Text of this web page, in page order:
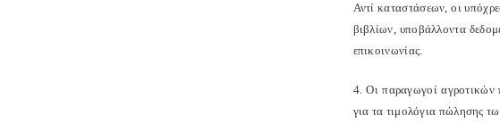
Αντί καταστάσεων, οι
βιβλίων, υποβάλλοντα
επικοινωνίας.
4. Οι παραγωγοί αγροτικών
για τα τιμολόγια πώλησης